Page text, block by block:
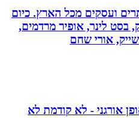
מכל הארץ. כיום
לינר, אופיר מרדמים,
אורי שחם
- לא קודמת לא